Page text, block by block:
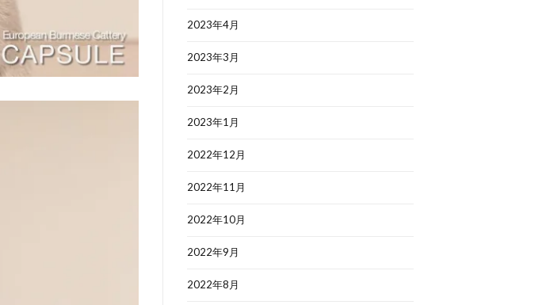
2023年4月
2023年3月
2023年2月
2023年1月
2022年12月
2022年11月
2022年10月
2022年9月
2022年8月